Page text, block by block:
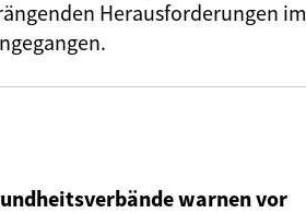
Herausforderungen im
warnen vor